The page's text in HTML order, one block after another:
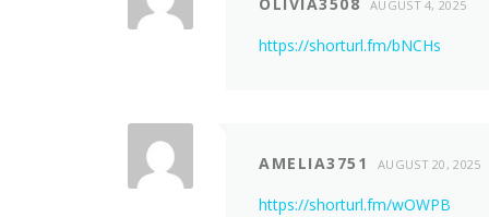
AUGUST 4, 2025
https://shorturl.fm/bNCHs
AMELIA3751 AUGUST 20, 2025
https://shorturl.fm/wOWPB